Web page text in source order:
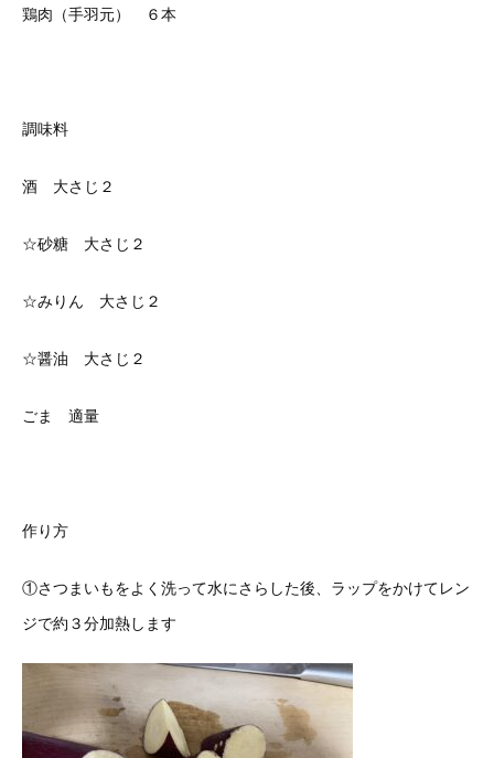
鶏肉（手羽元） ６本
調味料
酒 大さじ２
☆砂糖 大さじ２
☆みりん 大さじ２
☆醤油 大さじ２
ごま 適量
作り方
①さつまいもをよく洗って水にさらした後、ラップをかけてレン
ジで約３分加熱します